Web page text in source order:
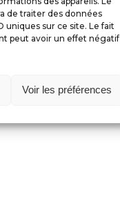
de traiter des données
sur ce site. Le fait
peut avoir un effet négatif
Voir les préférences